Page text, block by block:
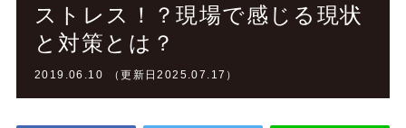
ストレス！？現場で感じる現状
と対策とは？
2019.06.10 （更新日2025.07.17）